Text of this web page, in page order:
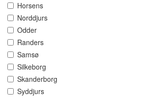
Horsens
Norddjurs
Odder
Randers
Samsø
Silkeborg
Skanderborg
Syddjurs